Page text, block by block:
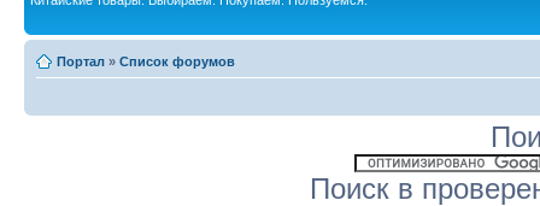
Портал » Список форумов
Поиск в